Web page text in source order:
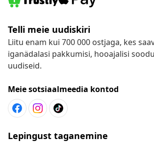
Telli meie uudiskiri
Liitu enam kui 700 000 ostjaga, kes
iganädalasi pakkumisi, hooajalisi
uudiseid.
Meie sotsiaalmeedia kontod
Lepingust taganemine